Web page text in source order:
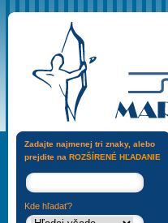
Zadajte najmenej tri znaky, alebo
prejdite na ROZŠÍRENÉ HĽADANIE
Kde hľadať?